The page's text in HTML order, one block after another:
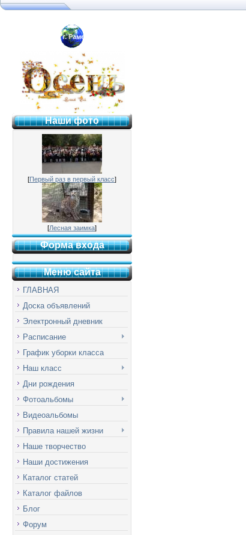
Гимназия №2 г. Раменское
Наши фото
[Первый раз в первый класс]
[Лесная заимка]
Форма входа
Меню сайта
ГЛАВНАЯ
Доска объявлений
Электронный дневник
Расписание
График уборки класса
Наш класс
Дни рождения
Фотоальбомы
Видеоальбомы
Правила нашей жизни
Наше творчество
Наши достижения
Каталог статей
Каталог файлов
Блог
Форум